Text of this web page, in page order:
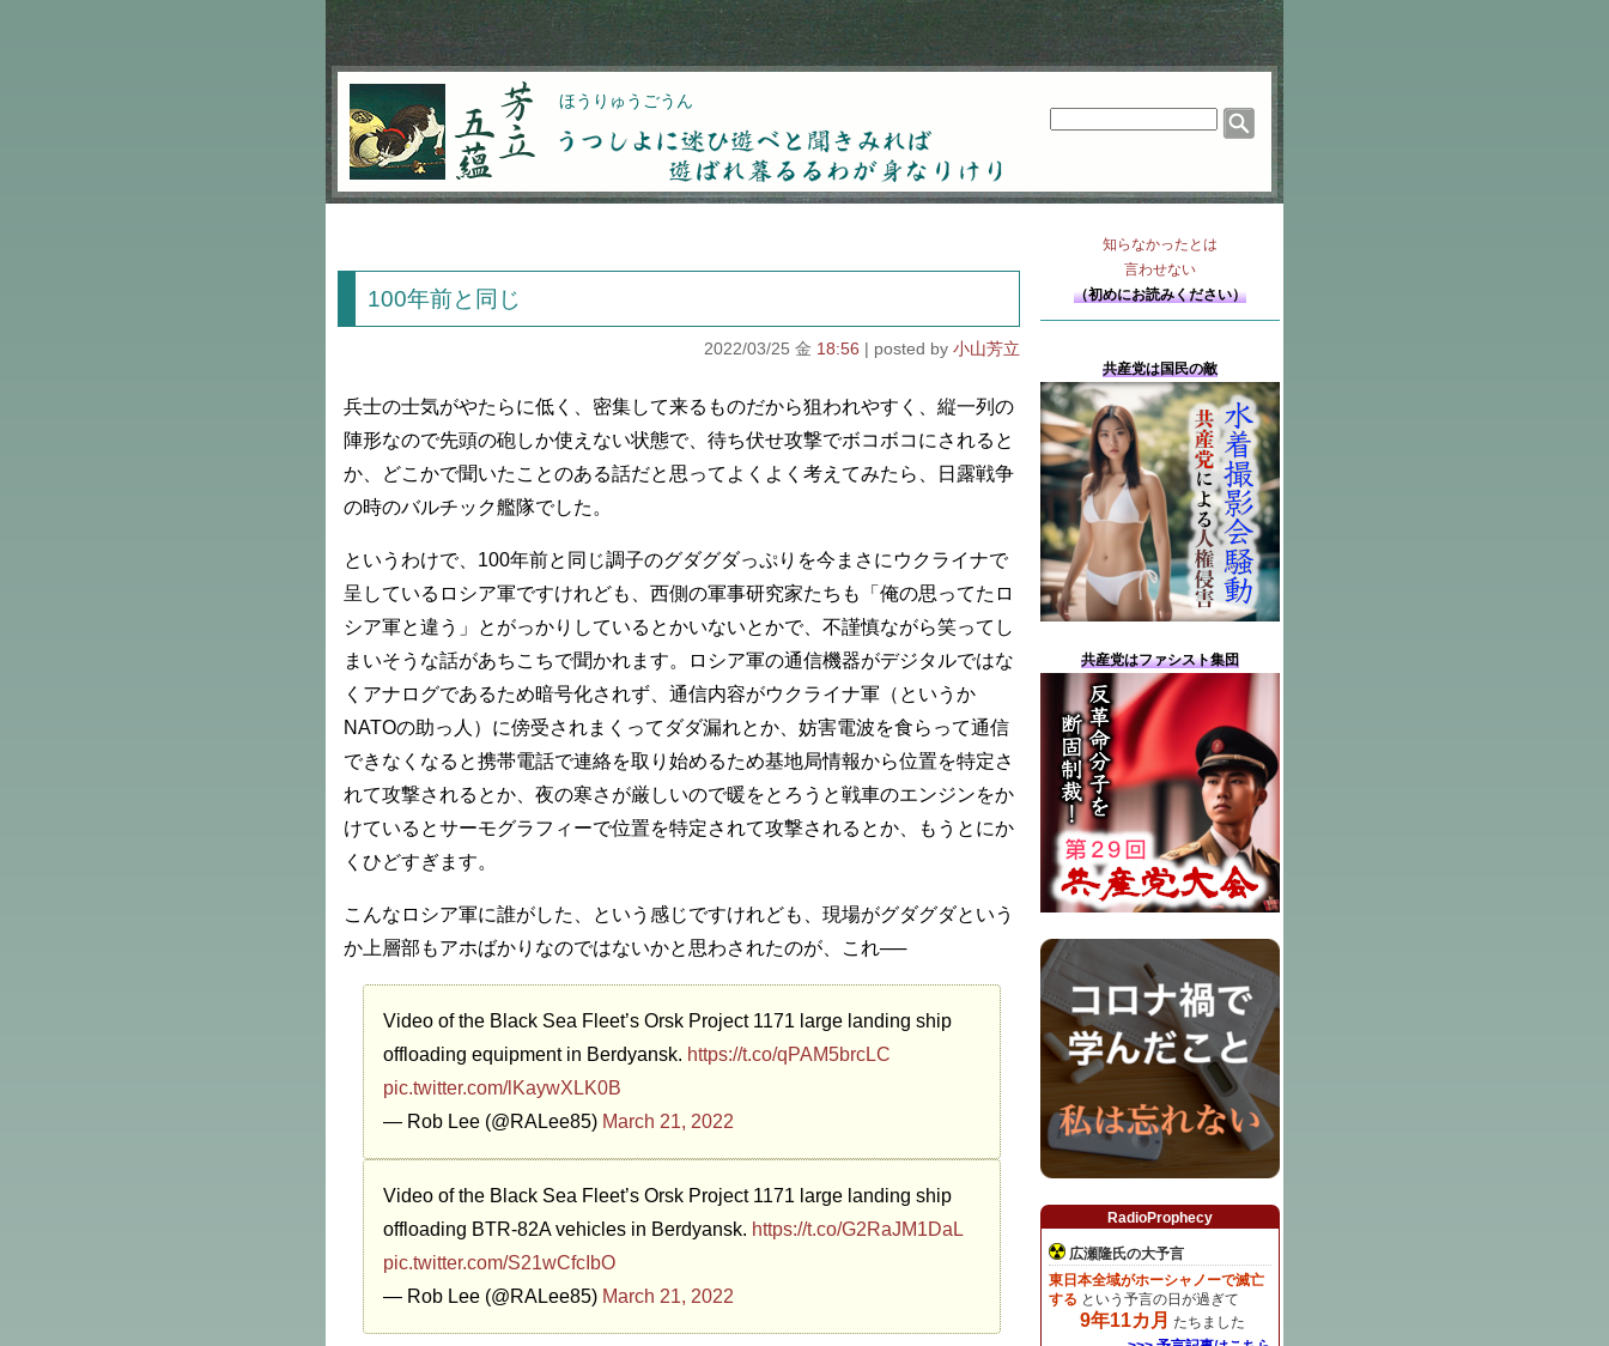
芳立五蘊 ほうりゅうごうん
うつしよに迷ひ遊べと聞きみれば遊ばれ暮るるわが
100年前と同じ
2022/03/25 金 18:56 小山芳立
兵士の士気がやたらに低く、密集して来るものだから狙われやすく、縦一列の
陣形なので先頭の砲しか使えない状態で、待ち伏せ攻撃でボコボコにされると
か、どこかで聞いたことのある話だと思ってよくよく考えてみたら、日露戦争
の時のバルチック艦隊でした。
というわけで、100年前と同じ調子のグダグダっぷりを今まさにウクライナで
呈しているロシア軍ですけれども、西側の軍事研究家たちも「俺の思ってたロ
シア軍と違う」とがっかりしているとかいないとかで、不謹慎ながら笑ってし
まいそうな話があちこちで聞かれます。ロシア軍の通信機器がデジタルではな
くアナログであるため暗号化されず、通信内容がウクライナ軍（というか
NATOの助っ人）に傍受されまくってダダ漏れとか、妨害電波を食らって通信
できなくなると携帯電話で連絡を取り始めるため基地局情報から位置を特定さ
れて攻撃されるとか、夜の寒さが厳しいので暖をとろうと戦車のエンジンをか
けているとサーモグラフィーで位置を特定されて攻撃されるとか、もうとにか
くひどすぎます。
こんなロシア軍に誰がした、という感じですけれども、現場がグダグダという
か上層部もアホばかりなのではないかと思わされたのが、これ──
Video of the Black Sea Fleet’s Orsk Project 1171 large landing ship
offloading equipment in Berdyansk. https://t.co/qPAM5brcLC
pic.twitter.com/lKaywXLK0B
— Rob Lee (@RALee85) March 21, 2022
Video of the Black Sea Fleet’s Orsk Project 1171 large landing ship
offloading BTR-82A vehicles in Berdyansk. https://t.co/G2RaJM1DaL
pic.twitter.com/S21wCfcIbO
— Rob Lee (@RALee85) March 21, 2022
知らなかったとは
言わせない
（初めにお読みください）
共産党は国民の敵
共産党はファシスト集団